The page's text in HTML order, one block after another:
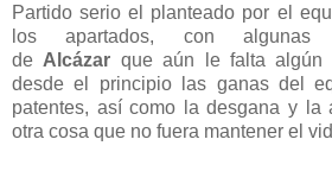
Partido serio el planteado por el
los apartados, con algunas
de Alcázar que aún le falta algún
desde el principio las ganas del
patentes, así como la desgana y la
otra cosa que no fuera mantener el